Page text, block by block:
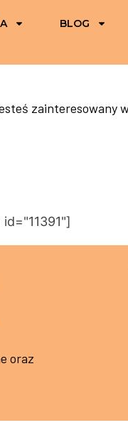
BLOG
zainteresowany
oraz